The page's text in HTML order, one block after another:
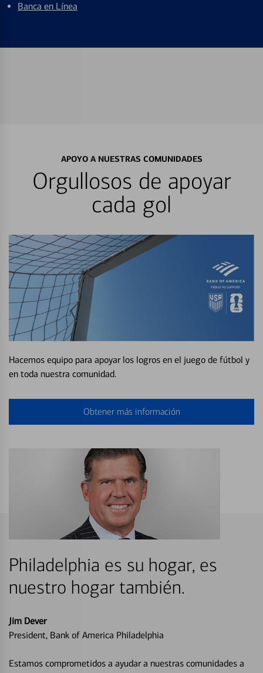
Banca en Línea
APOYO A NUESTRAS COMUNIDADES
Orgullosos de apoyar
cada gol
Hacemos equipo para apoyar los logros en el juego de fútbol y
en toda nuestra comunidad.
Obtener más información
Philadelphia es su hogar, es
nuestro hogar también.
Jim Dever
President, Bank of America Philadelphia
Estamos comprometidos a ayudar a nuestras comunidades a